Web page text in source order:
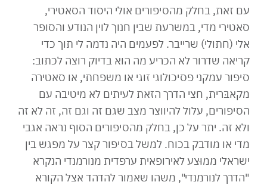
עם זאת, בחלק מהסיפורים אולי היסוד הסאטירי,
סאטירי מדי, במשרעת שבין חנוך לוין הנודע והסופר
אלי (חתולי) שרייבר. לפעמים היה נדמה לי תוך כדי
קריאה שדרור לא הכריע מה הוא בדיוק רוצה לכתוב:
סיפור עמקני פסיכולוגי זוגי או משפחתי, או סאטירה
מקאבּרית, חצי הדרך הזאת לעיתים לא מיטיבה עם
הסיפורים, עלול להיווצר מצב שגם זה וגם זה, זה לא זה
ולא זה. יתר על כן, בחלק מהסיפורים הסוף נראה אגבי
מדי או מודבק בכוח. למשל בסיפור קצר על מפגש בין
ישראלי ממוּצע לאירופאית ערפדית מנורמנדי הנקרא
"הדרך לנורמנדי", משהו שאמור להדהד אצל הקורא